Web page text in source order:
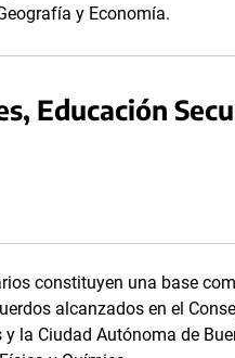
y Economía.
Educación
constituyen una base
alcanzados en el
la Ciudad Autónoma de